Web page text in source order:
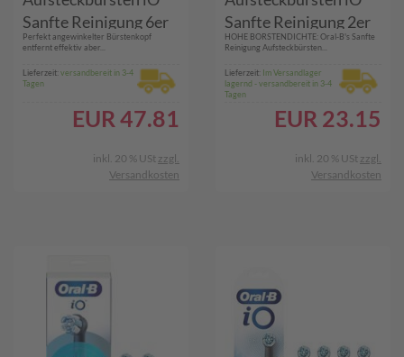
Sanfte Reinigung 6er
Perfekt angewinkelter Bürstenkopf
entfernt effektiv aber...
Lieferzeit:versandbereit in 3-4
Tagen
EUR 47.81
inkl. 20 % USt zzgl.
Versandkosten
Sanfte Reinigung 2er
HOHE BORSTENDICHTE: Oral-B's Sanfte
Reinigung Aufsteckbürsten...
Lieferzeit: Im Versandlager
lagernd - versandbereit in 3-4
Tagen
EUR 23.15
inkl. 20 % USt zzgl.
Versandkosten